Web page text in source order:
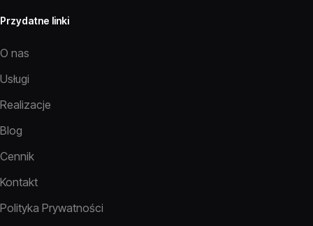
Przydatne linki
O nas
Usługi
Realizacje
Blog
Cennik
Kontakt
Polityka Prywatności